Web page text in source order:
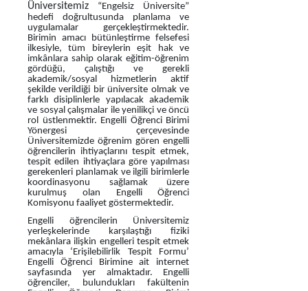
Üniversitemiz “Engelsiz Üniversite”
hedefi doğrultusunda planlama ve
uygulamalar gerçekleştirmektedir.
Birimin amacı bütünleştirme felsefesi
ilkesiyle, tüm bireylerin eşit hak ve
imkânlara sahip olarak eğitim-öğrenim
gördüğü, çalıştığı ve gerekli
akademik/sosyal hizmetlerin aktif
şekilde verildiği bir üniversite olmak ve
farklı disiplinlerle yapılacak akademik
ve sosyal çalışmalar ile yenilikçi ve öncü
rol üstlenmektir. Engelli Öğrenci Birimi
Yönergesi çerçevesinde
Üniversitemizde öğrenim gören engelli
öğrencilerin ihtiyaçlarını tespit etmek,
tespit edilen ihtiyaçlara göre yapılması
gerekenleri planlamak ve ilgili birimlerle
koordinasyonu sağlamak üzere
kurulmuş olan Engelli Öğrenci
Komisyonu faaliyet göstermektedir.
Engelli öğrencilerin Üniversitemiz
yerleşkelerinde karşılaştığı fiziki
mekânlara ilişkin engelleri tespit etmek
amacıyla ‘Erişilebilirlik Tespit Formu’
Engelli Öğrenci Birimine ait internet
sayfasında yer almaktadır. Engelli
öğrenciler, bulundukları fakültenin